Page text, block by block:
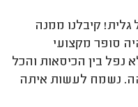
קיבלנו ממנה
סופר מקצועי
נפל בין הכיסאות והכל
נשמח לעשות איתה